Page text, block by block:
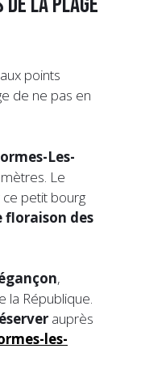
points
de ne pas en
Les-
Le
petit bourg
floraison des
,
la République.
auprès
les-